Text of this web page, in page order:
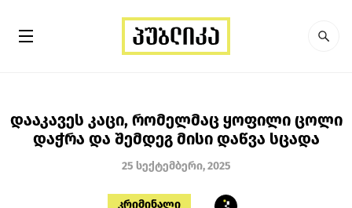
დააკავეს კაცი, რომელმაც ყოფილი ცოლი
დაჭრა და შემდეგ მისი დაწვა სცადა
25 სექტემბერი, 2025
კრიმინალი